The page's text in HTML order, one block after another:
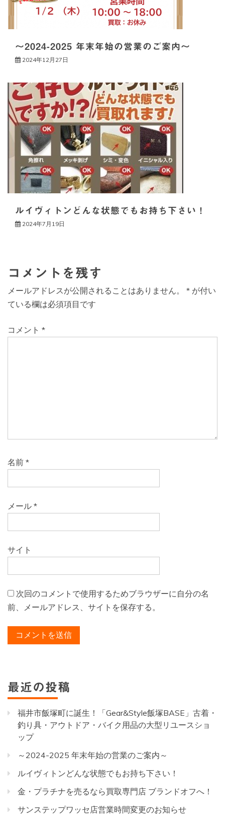
～2024-2025 年末年始の営業のご案内～
2024年12月27日
ルイヴィトンどんな状態でもお持ち下さい！
2024年7月19日
コメントを残す
メールアドレスが公開されることはありません。 * が付い
ている欄は必須項目です
コメント *
名前 *
メール *
サイト
次回のコメントで使用するためブラウザーに自分の名
前、メールアドレス、サイトを保存する。
最近の投稿
福井市飯塚町に誕生！「Gear&Style飯塚BASE」古着・
釣り具・アウトドア・バイク用品の大型リユースショ
ップ
～2024-2025 年末年始の営業のご案内～
ルイヴィトンどんな状態でもお持ち下さい！
金・プラチナを売るなら買取専門店 ブランドオフへ！
サンステップワッセ店営業時間変更のお知らせ